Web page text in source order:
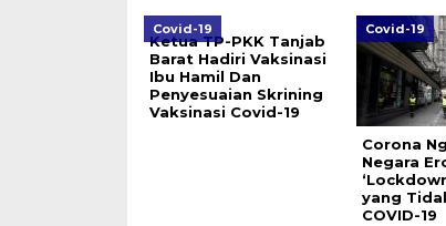
Covid-19
Ketua TP-PKK Tanjab
Barat Hadiri Vaksinasi
Ibu Hamil Dan
Penyesuaian Skrining
Vaksinasi Covid-19
Covid-19
Corona
Negara
yang
COVID-19